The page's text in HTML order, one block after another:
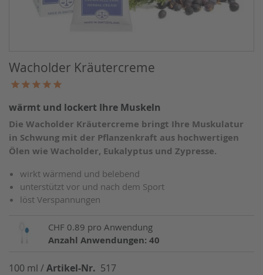
Kinder- & Babypflege
Wacholder Kräutercreme
wärmt und lockert Ihre Muskeln
Die Wacholder Kräutercreme bringt Ihre Muskulatur
in Schwung mit der Pflanzenkraft aus hochwertigen
Ölen wie Wacholder, Eukalyptus und Zypresse.
wirkt wärmend und belebend
unterstützt vor und nach dem Sport
löst Verspannungen
CHF 0.89 pro Anwendung
Anzahl Anwendungen: 40
100 ml /Artikel-Nr. 517